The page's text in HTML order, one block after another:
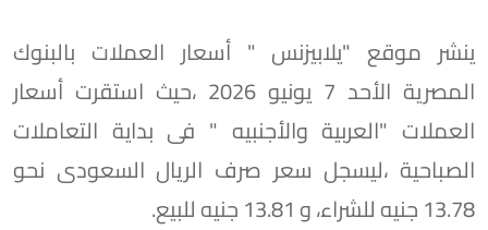
ينشر موقع "يلابيزنس " أسعار العملات بالبنوك
المصرية الأحد 7 يونيو 2026 ،حيث استقرت أسعار
العملات "العربية والأجنبيه " فى بداية التعاملات
الصباحية ،ليسجل سعر صرف الريال السعودى نحو
13.78 جنيه للشراء، و 13.81 جنيه للبيع.